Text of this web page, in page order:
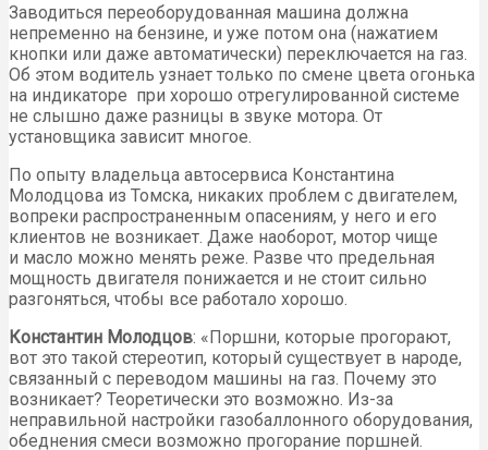
Заводиться переоборудованная машина должна
непременно на бензине, и уже потом она (нажатием
кнопки или даже автоматически) переключается на газ.
Об этом водитель узнает только по смене цвета огонька
на индикаторе при хорошо отрегулированной системе
не слышно даже разницы в звуке мотора. От
установщика зависит многое.
По опыту владельца автосервиса Константина
Молодцова из Томска, никаких проблем с двигателем,
вопреки распространенным опасениям, у него и его
клиентов не возникает. Даже наоборот, мотор чище
и масло можно менять реже. Разве что предельная
мощность двигателя понижается и не стоит сильно
разгоняться, чтобы все работало хорошо.
Константин Молодцов: «Поршни, которые прогорают,
вот это такой стереотип, который существует в народе,
связанный с переводом машины на газ. Почему это
возникает? Теоретически это возможно. Из-за
неправильной настройки газобаллонного оборудования,
обеднения смеси возможно прогорание поршней.